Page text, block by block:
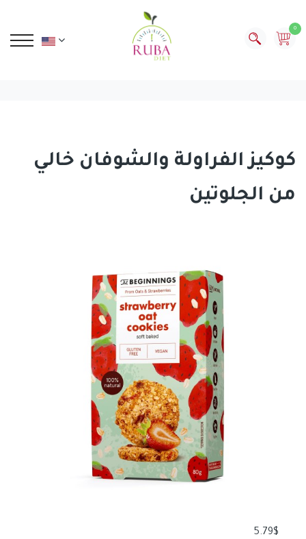
0
كوكيز الفراولة والشوفان خالي
من الجلوتين
5.79$